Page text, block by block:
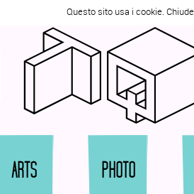
ARTS PHOTO
Questo sito usa i cookie.